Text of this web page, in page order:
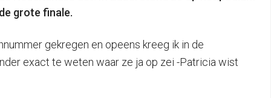
grote finale.
gekregen en opeens kreeg ik in de
exact te weten waar ze ja op zei -Patricia wist